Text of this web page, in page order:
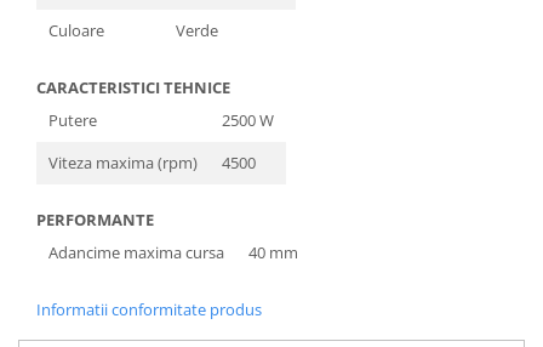
Culoare
Verde
CARACTERISTICI TEHNICE
Putere
2500 W
Viteza maxima (rpm)
4500
PERFORMANTE
Adancime maxima cursa
40 mm
Informatii conformitate produs